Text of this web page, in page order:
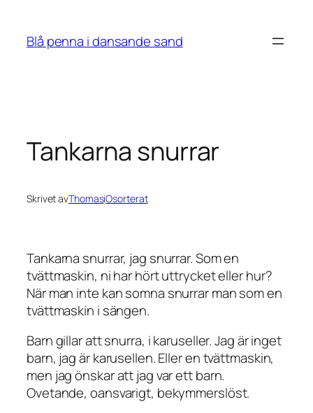
innehåll
Blå penna i dansande sand
Tankarna snurrar
Skrivet avThomasiOsorterat
Tankarna snurrar, jag snurrar. Som en
tvättmaskin, ni har hört uttrycket eller hur?
När man inte kan somna snurrar man som en
tvättmaskin i sängen.
Barn gillar att snurra, i karuseller. Jag är inget
barn, jag är karusellen. Eller en tvättmaskin,
men jag önskar att jag var ett barn.
Ovetande, oansvarigt, bekymmerslöst.